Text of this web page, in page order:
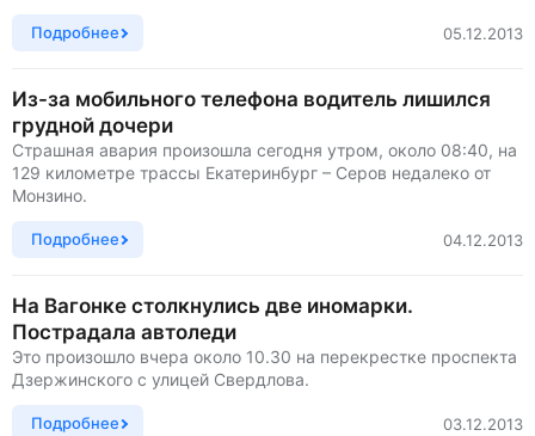
Подробнее 05.12.2013
Из-за мобильного телефона водитель лишился
грудной дочери
Страшная авария произошла сегодня утром, около 08:40, на
129 километре трассы Екатеринбург – Серов недалеко от
Монзино.
Подробнее 04.12.2013
На Вагонке столкнулись две иномарки.
Пострадала автоледи
Это произошло вчера около 10.30 на перекрестке проспекта
Дзержинского с улицей Свердлова.
Подробнее 03.12.2013